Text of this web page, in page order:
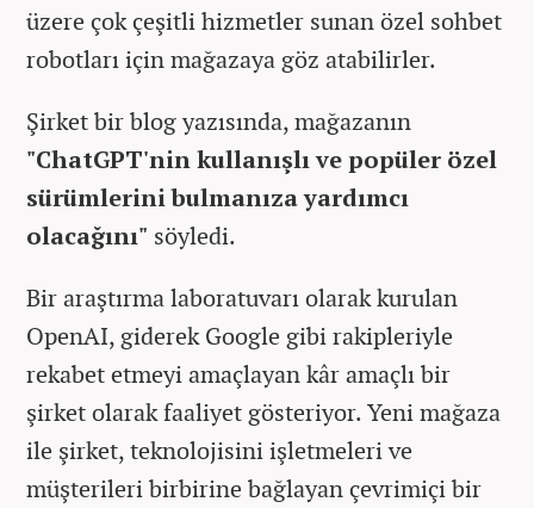
üzere çok çeşitli hizmetler sunan özel sohbet
robotları için mağazaya göz atabilirler.
Şirket bir blog yazısında, mağazanın
"ChatGPT'nin kullanışlı ve popüler özel
sürümlerini bulmanıza yardımcı
olacağını" söyledi.
Bir araştırma laboratuvarı olarak kurulan
OpenAI, giderek Google gibi rakipleriyle
rekabet etmeyi amaçlayan kâr amaçlı bir
şirket olarak faaliyet gösteriyor. Yeni mağaza
ile şirket, teknolojisini işletmeleri ve
müşterileri birbirine bağlayan çevrimiçi bir